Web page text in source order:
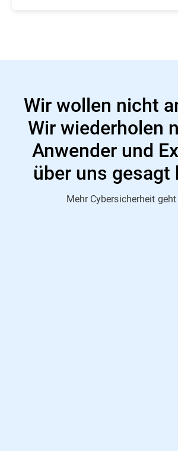
Wir wollen nicht
Wir wiederholen
Anwender und
über uns gesagt
Mehr Cybersicherheit